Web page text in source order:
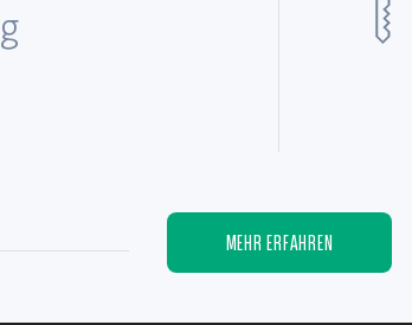
MEHR ERFAHREN